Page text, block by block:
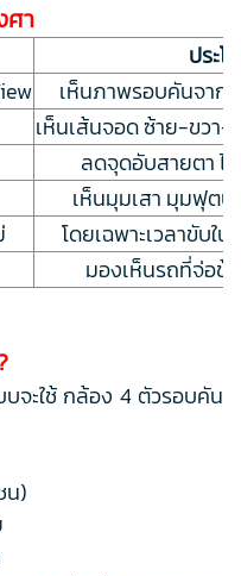
ศา
ประโ
เห็นภาพรอบคันจาก
เห็นเส้นจอด ซ้าย-ขวา
ลดจุดอับสายตา ไ
เห็นมุมเสา มุมฟุตบ
โดยเฉพาะเวลาขับ
มองเห็นรถที่จ่อข้
บจะใช้ กล้อง 4 ตัวรอบคัน
น)